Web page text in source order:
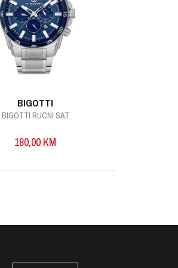
BIGOTTI
BIGOTTI RUCNI SAT
180,00 KM